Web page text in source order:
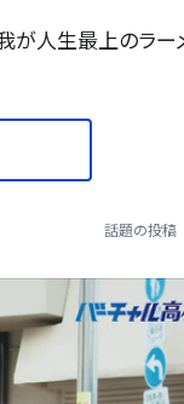
が人生最上のラー
話題の投稿